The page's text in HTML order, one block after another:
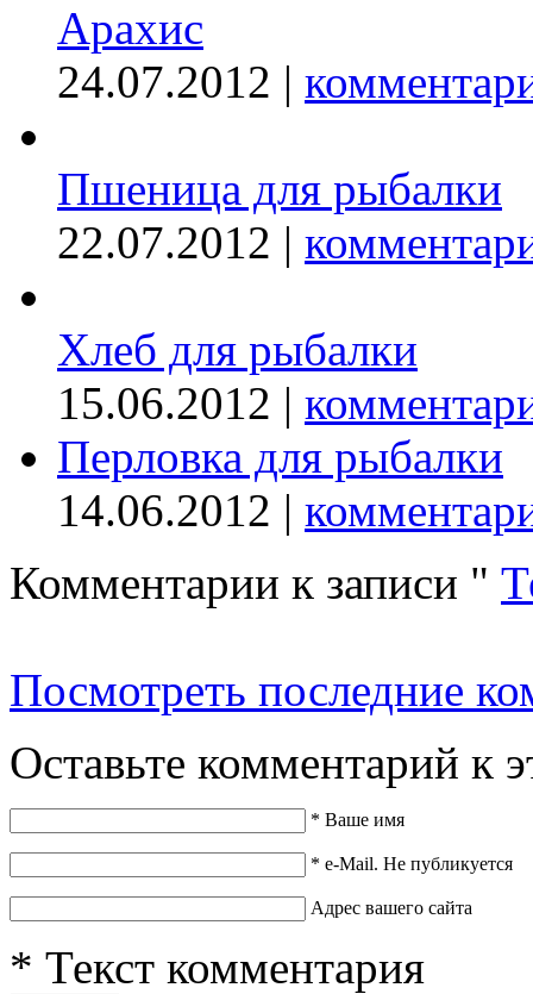
Арахис
24.07.2012 |
Пшеница для рыбалки
22.07.2012 |
Хлеб для рыбалки
15.06.2012 |
Перловка для рыбалки
14.06.2012 |
Комментарии к записи "
Посмотреть последние
Оставьте комментарий к
* Ваше имя
* e-Mail. Не публикуется
Адрес вашего сайта
* Текст комментария